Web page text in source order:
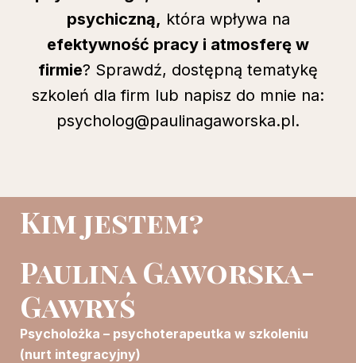
psychiczną, która wpływa na
efektywność pracy i atmosferę w
firmie? Sprawdź, dostępną tematykę
szkoleń dla firm lub napisz do mnie na:
psycholog@paulinagaworska.pl.
Kim jestem?
Paulina Gaworska-
Gawryś
Psycholożka – psychoterapeutka w szkoleniu
(nurt integracyjny)